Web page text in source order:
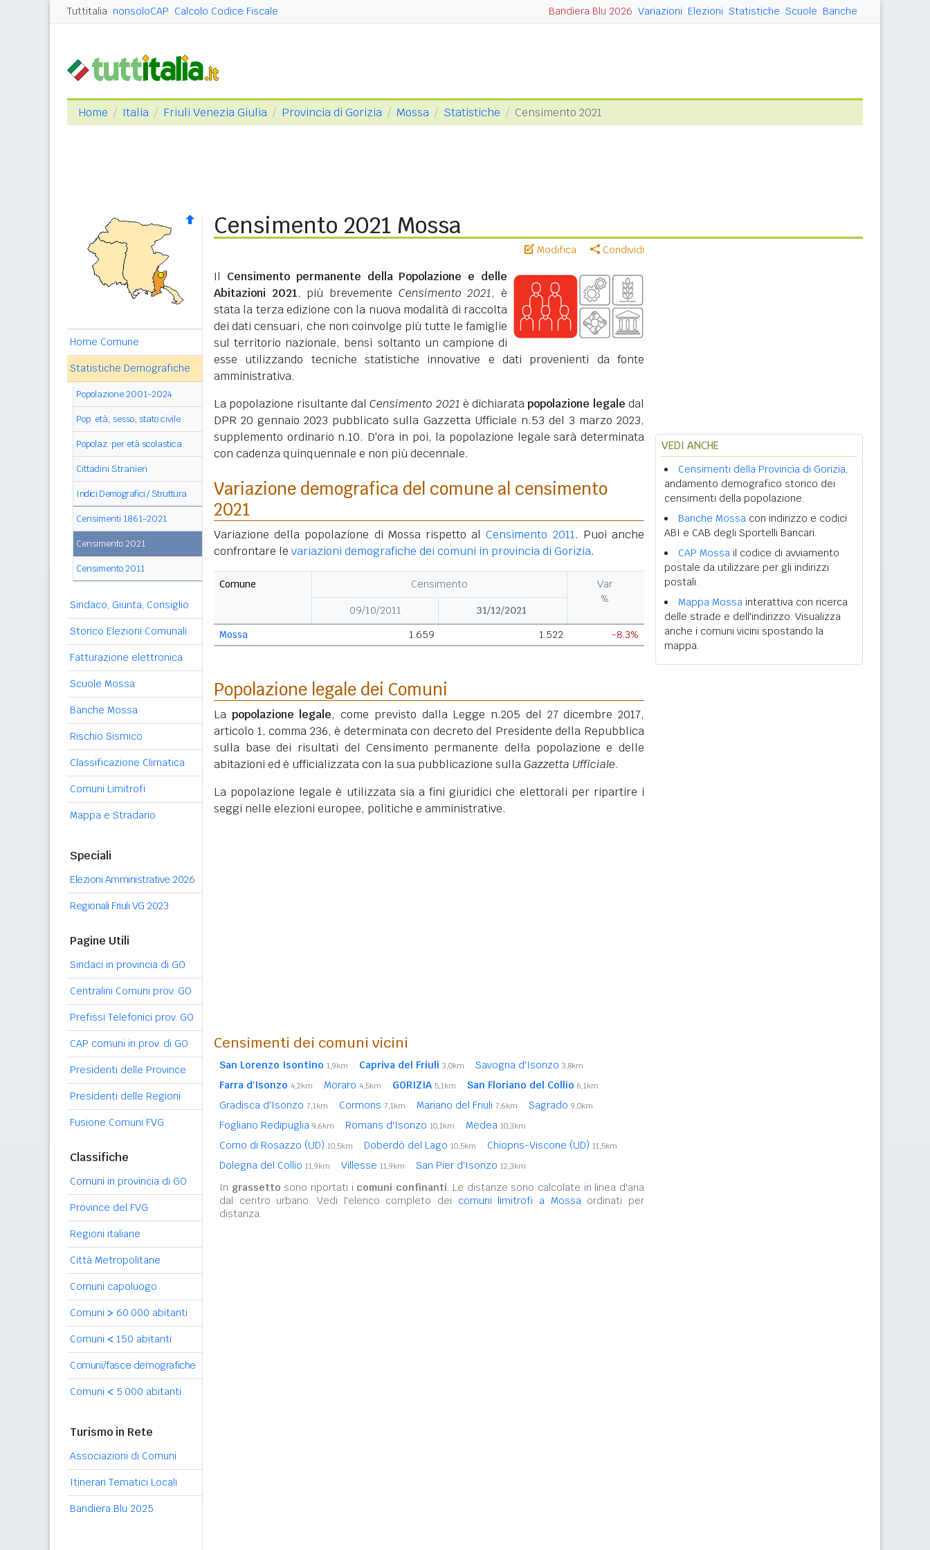
Tuttitalia nonsoloCAP Calcolo Codice Fiscale Bandiera Blu 2026 Variazioni Elezioni Statistiche Scuole Banche
Home Italia Friuli Venezia Giulia Provincia di Gorizia Mossa Statistiche Censimento 2021
Home Comune
Statistiche Demografiche
Popolazione 2001-2024
Pop. età, sesso, stato civile
Popolaz. per età scolastica
Cittadini Stranieri
Indici Demografici / Struttura
Censimenti 1861-2021
Censimento 2021
Censimento 2011
Sindaco, Giunta, Consiglio
Storico Elezioni Comunali
Fatturazione elettronica
Scuole Mossa
Banche Mossa
Rischio Sismico
Classificazione Climatica
Comuni Limitrofi
Mappa e Stradario
Speciali
Elezioni Amministrative 2026
Regionali Friuli VG 2023
Pagine Utili
Sindaci in provincia di GO
Centralini Comuni prov. GO
Prefissi Telefonici prov. GO
CAP comuni in prov. di GO
Presidenti delle Province
Presidenti delle Regioni
Fusione Comuni FVG
Classifiche
Comuni in provincia di GO
Province del FVG
Regioni italiane
Città Metropolitane
Comuni capoluogo
Comuni > 60.000 abitanti
Comuni < 150 abitanti
Comuni/fasce demografiche
Comuni < 5.000 abitanti
Turismo in Rete
Associazioni di Comuni
Itinerari Tematici Locali
Bandiera Blu 2025
Censimento 2021 Mossa
Modifica Condividi
Il Censimento permanente della Popolazione e delle
Abitazioni 2021, più brevemente Censimento 2021, è
stata la terza edizione con la nuova modalità di raccolta
dei dati censuari, che non coinvolge più tutte le famiglie
sul territorio nazionale, bensì soltanto un campione di
esse utilizzando tecniche statistiche innovative e dati provenienti da fonte
amministrativa.
La popolazione risultante dalCensimento 2021 è dichiaratapopolazione legale dal
DPR 20 gennaio 2023 pubblicato sulla Gazzetta Ufficiale n.53 del 3 marzo 2023,
supplemento ordinario n.10. D'ora in poi, la popolazione legale sarà determinata
con cadenza quinquennale e non più decennale.
Variazione demografica del comune al censimento
2021
Variazione della popolazione di Mossa rispetto alCensimento 2011. Puoi anche
confrontare le variazioni demografiche dei comuni in provincia di Gorizia.
Comune Censimento
Var
%
09/10/2011
31/12/2021
Mossa
1.659 1.522 -8,3%
Popolazione legale dei Comuni
La popolazione legale, come previsto dalla Legge n.205 del 27 dicembre 2017,
articolo 1, comma 236, è determinata con decreto del Presidente della Repubblica
sulla base dei risultati del Censimento permanente della popolazione e delle
abitazioni ed è ufficializzata con la sua pubblicazione sullaGazzetta Ufficiale.
La popolazione legale è utilizzata sia a fini giuridici che elettorali per ripartire i
seggi nelle elezioni europee, politiche e amministrative.
Censimenti dei comuni vicini
San Lorenzo Isontino 1,9km Capriva del Friuli 3,0km Savogna d'Isonzo 3,8km
Farra d'Isonzo 4,2km Moraro 4,5km GORIZIA 5,1km San Floriano del Collio 6,1km
Gradisca d'Isonzo 7,1km Cormons 7,1km Mariano del Friuli 7,6km Sagrado 9,0km
Fogliano Redipuglia 9,6km Romans d'Isonzo 10,1km Medea 10,3km
Corno di Rosazzo (UD) 10,5km Doberdò del Lago 10,5km Chiopris-Viscone (UD) 11,5km
Dolegna del Collio 11,9km Villesse 11,9km San Pier d'Isonzo 12,3km
In grassetto sono riportati i comuni confinanti. Le distanze sono calcolate in linea d'aria
dal centro urbano. Vedi l'elenco completo dei comuni limitrofi a Mossaordinati per
distanza.
VEDI ANCHE
Censimenti della Provincia di Gorizia,
andamento demografico storico dei
censimenti della popolazione.
Banche Mossa con indirizzo e codici
ABI e CAB degli Sportelli Bancari.
CAP Mossa il codice di avviamento
postale da utilizzare per gli indirizzi
postali.
Mappa Mossa interattiva con ricerca
delle strade e dell'indirizzo. Visualizza
anche i comuni vicini spostando la
mappa.